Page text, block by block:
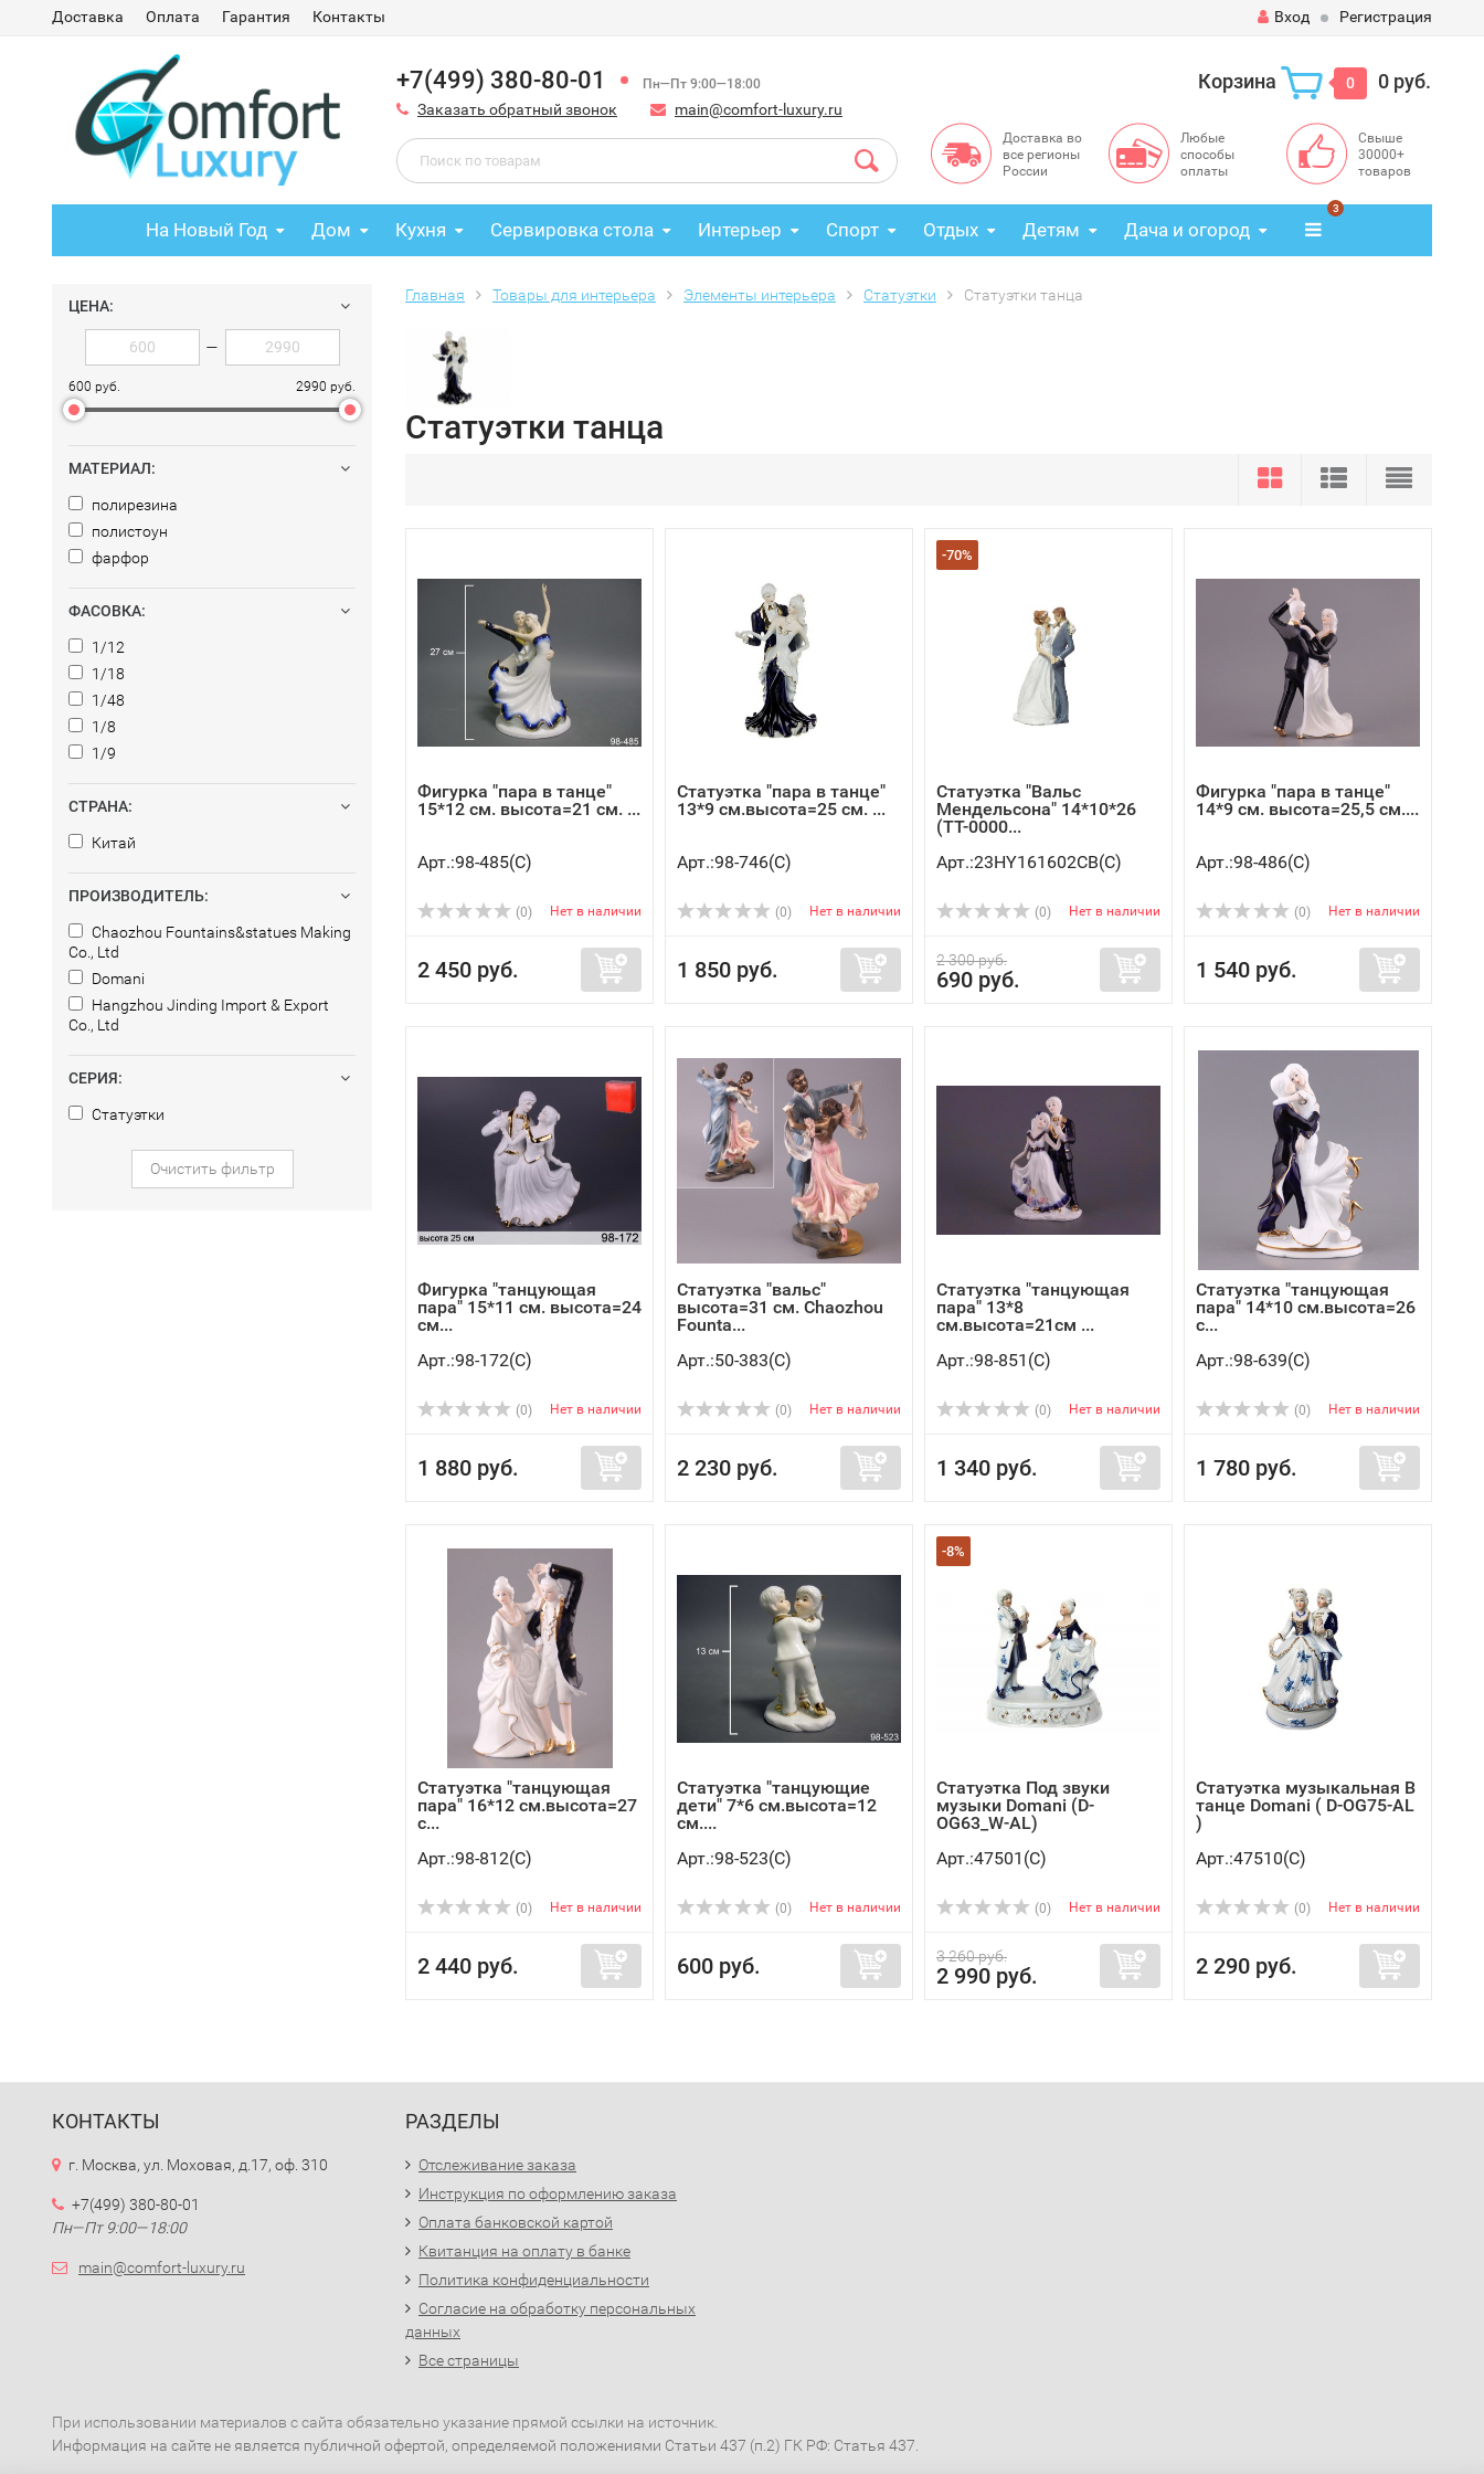
Доставка Оплата Гарантия Контакты Вход Регистрация
+7(499) 380-80-01 Пн—Пт 9:00—18:00
Заказать обратный звонок main@comfort-luxury.ru
Корзина 0 0 руб.
Доставка во
все регионы
России
Любые
способы
оплаты
Свыше
30000+
товаров
На Новый Год Дом Кухня Сервировка стола Интерьер Спорт Отдых Детям Дача и огород
3
ЦЕНА:
—
600 руб. 2990 руб.
МАТЕРИАЛ:
полирезина
полистоун
фарфор
ФАСОВКА:
1/12
1/18
1/48
1/8
1/9
СТРАНА:
Китай
ПРОИЗВОДИТЕЛЬ:
Chaozhou Fountains&statues Making
Co., Ltd
Domani
Hangzhou Jinding Import & Export
Co., Ltd
СЕРИЯ:
Статуэтки
Очистить фильтр
Главная Товары для интерьера Элементы интерьера Статуэтки Статуэтки танца
Статуэтки танца
Фигурка "пара в танце"
15*12 см. высота=21 см. ...
Арт.:98-485(C)
(0) Нет в наличии
2 450 руб.
Статуэтка "пара в танце"
13*9 см.высота=25 см. ...
Арт.:98-746(C)
(0) Нет в наличии
1 850 руб.
-70%
Статуэтка "Вальс
Мендельсона" 14*10*26
(TT-0000...
Арт.:23HY161602CB(C)
(0) Нет в наличии
2 300 руб.
690 руб.
Фигурка "пара в танце"
14*9 см. высота=25,5 см....
Арт.:98-486(C)
(0) Нет в наличии
1 540 руб.
Фигурка "танцующая
пара" 15*11 см. высота=24
см...
Арт.:98-172(C)
(0) Нет в наличии
1 880 руб.
Статуэтка "вальс"
высота=31 см. Chaozhou
Founta...
Арт.:50-383(C)
(0) Нет в наличии
2 230 руб.
Статуэтка "танцующая
пара" 13*8
см.высота=21см ...
Арт.:98-851(C)
(0) Нет в наличии
1 340 руб.
Статуэтка "танцующая
пара" 14*10 см.высота=26
с...
Арт.:98-639(C)
(0) Нет в наличии
1 780 руб.
Статуэтка "танцующая
пара" 16*12 см.высота=27
с...
Арт.:98-812(C)
(0) Нет в наличии
2 440 руб.
Статуэтка "танцующие
дети" 7*6 см.высота=12
см....
Арт.:98-523(C)
(0) Нет в наличии
600 руб.
-8%
Статуэтка Под звуки
музыки Domani (D-
OG63_W-AL)
Арт.:47501(C)
(0) Нет в наличии
3 260 руб.
2 990 руб.
Статуэтка музыкальная В
танце Domani ( D-OG75-AL
)
Арт.:47510(C)
(0) Нет в наличии
2 290 руб.
КОНТАКТЫ
г. Москва, ул. Моховая, д.17, оф. 310
+7(499) 380-80-01
Пн—Пт 9:00—18:00
main@comfort-luxury.ru
РАЗДЕЛЫ
Отслеживание заказа
Инструкция по оформлению заказа
Оплата банковской картой
Квитанция на оплату в банке
Политика конфиденциальности
Согласие на обработку персональных
данных
Все страницы
При использовании материалов с сайта обязательно указание прямой ссылки на источник.
Информация на сайте не является публичной офертой, определяемой положениями Статьи 437 (п.2) ГК РФ: Статья 437.